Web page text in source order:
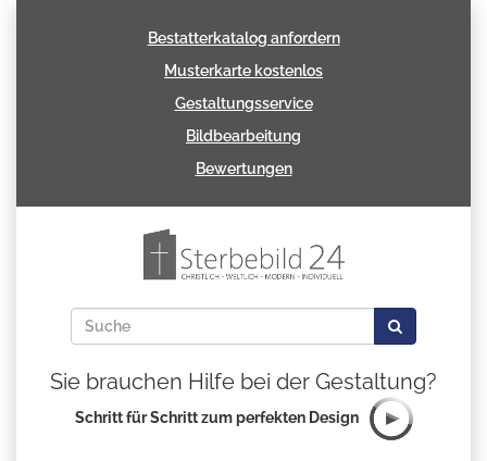
Bestatterkatalog anfordern
Musterkarte kostenlos
Gestaltungsservice
Bildbearbeitung
Bewertungen
Sie brauchen Hilfe bei der Gestaltung?
Schritt für Schritt zum perfekten Design